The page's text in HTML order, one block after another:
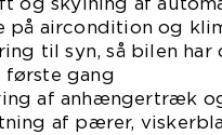
på aircondition og
til syn, så bilen
første gang
af anhængertræk
af pærer,